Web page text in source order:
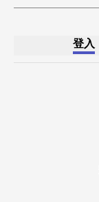
登入